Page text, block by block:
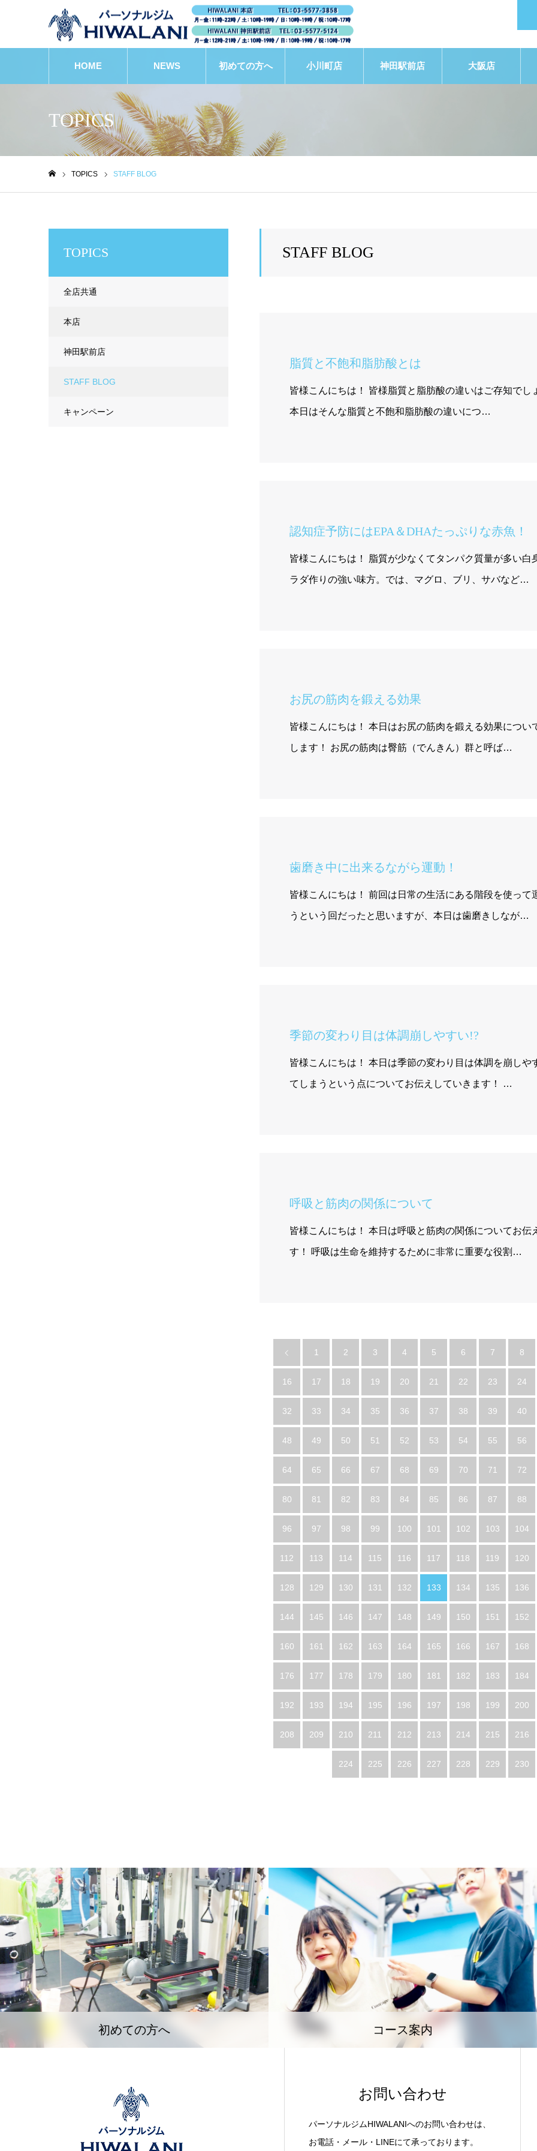
HOME NEWS 初めての方へ 小川町店 神田駅前店 大阪店
TOPICS
TOPICS STAFF BLOG
STAFF BLOG
脂質と不飽和脂肪酸とは
皆様こんにちは！ 皆様脂質と脂肪酸の違いはご存知でしょうか？
本日はそんな脂質と不飽和脂肪酸の違いにつ…
認知症予防にはEPA＆DHAたっぷりな赤魚！
皆様こんにちは！ 脂質が少なくてタンパク質量が多い白
ラダ作りの強い味方。では、マグロ、ブリ、サバなど…
お尻の筋肉を鍛える効果
皆様こんにちは！ 本日はお尻の筋肉を鍛える効果につい
します！ お尻の筋肉は臀筋（でんきん）群と呼ば…
歯磨き中に出来るながら運動！
皆様こんにちは！ 前回は日常の生活にある階段を使って
うという回だったと思いますが、本日は歯磨きしなが…
季節の変わり目は体調崩しやすい!?
皆様こんにちは！ 本日は季節の変わり目は体調を崩しや
てしまうという点についてお伝えしていきます！ …
呼吸と筋肉の関係について
皆様こんにちは！ 本日は呼吸と筋肉の関係についてお伝
す！ 呼吸は生命を維持するために非常に重要な役割…
1 2 3 4 5 6 7 8
16 17 18 19 20 21 22 23 24
32 33 34 35 36 37 38 39 40
48 49 50 51 52 53 54 55 56
64 65 66 67 68 69 70 71 72
80 81 82 83 84 85 86 87 88
96 97 98 99 100 101 102 103 104
112 113 114 115 116 117 118 119 120
128 129 130 131 132 133 134 135 136
144 145 146 147 148 149 150 151 152
160 161 162 163 164 165 166 167 168
176 177 178 179 180 181 182 183 184
192 193 194 195 196 197 198 199 200
208 209 210 211 212 213 214 215 216
224 225 226 227 228 229 230
TOPICS
全店共通
本店
神田駅前店
STAFF BLOG
キャンペーン
初めての方へ コース案内
お問い合わせ
パーソナルジムHIWALANIへのお問い合わせは、
お電話・メール・LINEにて承っております。